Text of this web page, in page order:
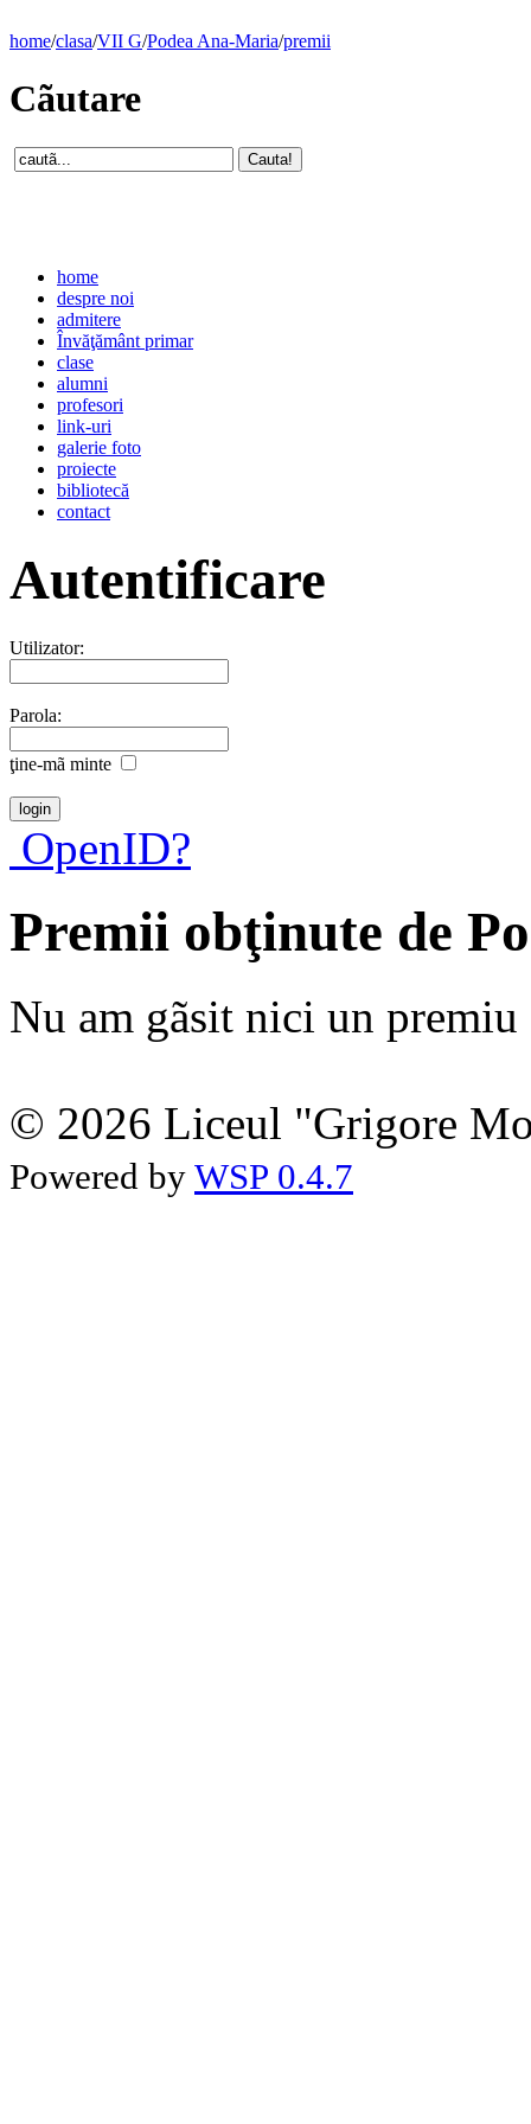
home/clasa/VII G/Podea Ana-Maria/premii
Cãutare
home
despre noi
admitere
Învăţământ primar
clase
alumni
profesori
link-uri
galerie foto
proiecte
bibliotecă
contact
Autentificare
Utilizator:
Parola:
ţine-mã minte
OpenID?
Premii obţinute de
Nu am gãsit nici un premiu
© 2026 Liceul "Grigore
Powered by WSP 0.4.7